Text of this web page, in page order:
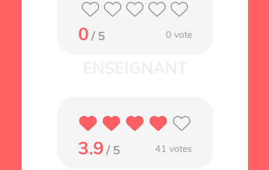
0/ 5 0 vote
3.9/ 5 41 votes